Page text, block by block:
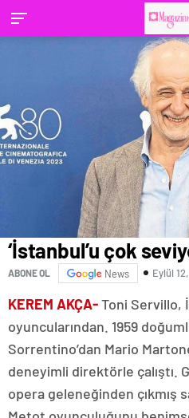
‘İstanbul’u çok
ABONE OL News Eylül
KEREM AKÇA-Toni Servillo,
oyuncularından. 1959
Sorrentino’dan Mario
deneyimli direktörle çalıştı.
opera geleneğinden çıkmış